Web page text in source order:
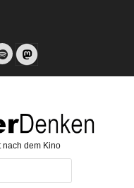
Spotify
nach dem Kino